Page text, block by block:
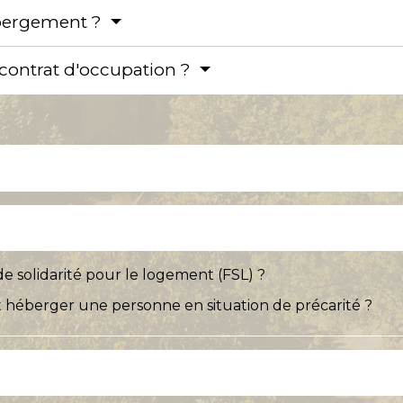
?
d'occupation ?
solidarité pour le logement (FSL) ?
une personne en situation de précarité ?